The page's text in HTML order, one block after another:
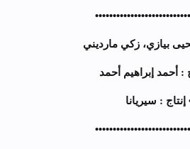
بيازي، زكي مارديني
: أحمد إبراهيم أحمد
إنتاج : سيريانا